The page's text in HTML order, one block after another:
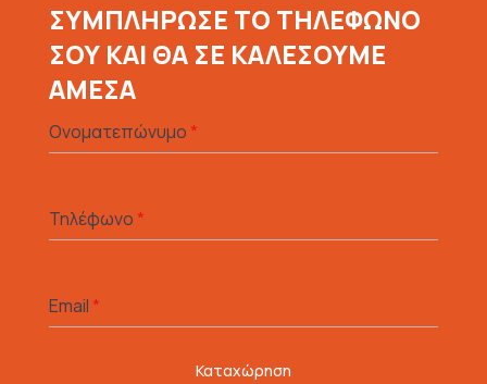
ΣΥΜΠΛΗΡΩΣΕ ΤΟ ΤΗΛΕΦΩΝΟ
ΣΟΥ ΚΑΙ ΘΑ ΣΕ ΚΑΛΕΣΟΥΜΕ
ΑΜΕΣΑ
Ονοματεπώνυμο *
Τηλέφωνο *
Email *
Καταχώρηση